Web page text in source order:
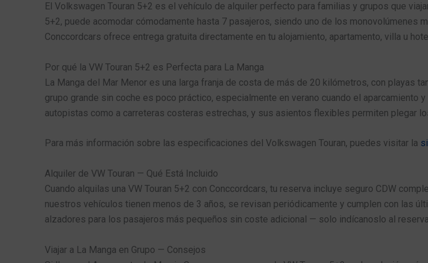
El Volkswagen Touran 5+2 es el vehículo de alquiler perfecto para familias y grupos que
5+2, puede acomodar cómodamente hasta 7 pasajeros, siendo uno de los monovolúmenes
Conccordcars ofrece entrega gratuita directamente en tu alojamiento, apartamento, villa u
Por qué la VW Touran 5+2 es Perfecta para La Manga
La Manga del Mar Menor es una larga franja de costa de más de 20 kilómetros, con playas
grupo grande sin coche es poco práctico, especialmente en verano cuando el aparcamiento
autopistas como a carreteras costeras estrechas, y sus asientos flexibles permiten plegar
Para más información sobre las especificaciones del Volkswagen Touran, puedes visitar la
Alquiler de VW Touran — Qué Está Incluido
Cuando alquilas una VW Touran 5+2 con Conccordcars, tu reserva incluye seguro CDW
nuestros vehículos tienen menos de 3 años, se revisan periódicamente y cumplen con las
alzadores para los pasajeros más pequeños sin coste adicional — solo indícanoslo al
Viajar a La Manga en Grupo — Consejos